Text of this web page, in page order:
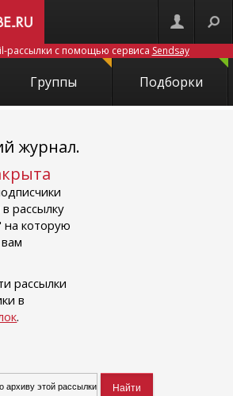
рассылки с помощью сервиса Sendsay
Группы Подборки
журнал.
рассылку
на которую
рассылки
в
.